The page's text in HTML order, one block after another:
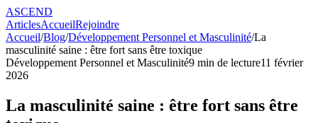
ASCEND
ArticlesAccueilRejoindre
Accueil/Blog/Développement Personnel et Masculinité/La
masculinité saine : être fort sans être toxique
Développement Personnel et Masculinité9 min de lecture11 février
2026
La masculinité saine : être fort sans être